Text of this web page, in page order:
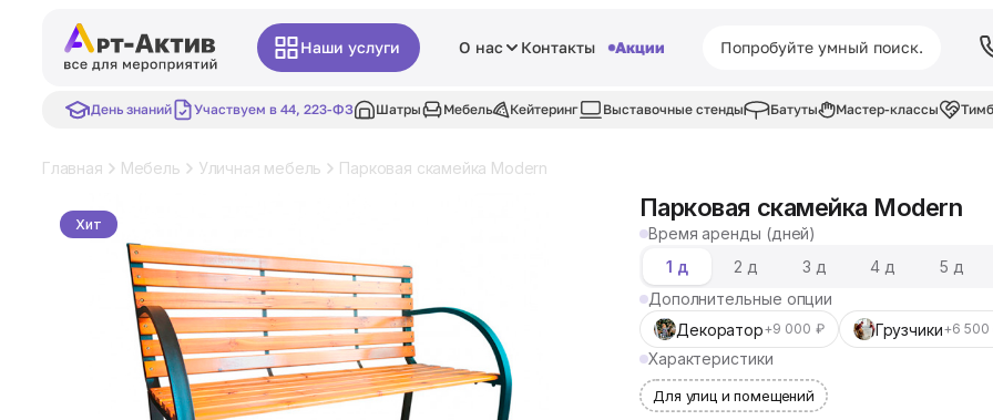
Наши услуги О нас Контакты Акции
День знаний Участвуем в 44, 223-ФЗ Шатры Мебель Кейтеринг Выставочные стенды Батуты Мастер-классы
Главная Мебель Уличная мебель Парковая скамейка Modern
Хит
Парковая скамейка Modern
Время аренды (дней)
1 д
2 д 3 д 4 д 5 д
Дополнительные опции
Декоратор+9 000 ₽ Грузчики+6 500
Характеристики
Для улиц и помещений